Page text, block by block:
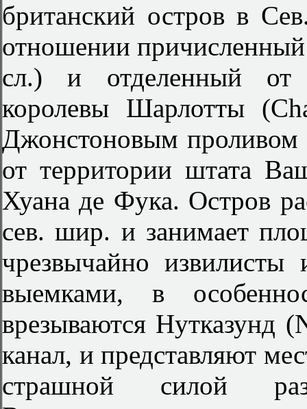
британский остров в
отношении
сл.) и отделенный от
королевы Шарлотты
Джонстоновым проливом
от территории штата
Хуана де Фука. Остров
сев. шир. и занимает
чрезвычайно
выемками, в
врезываются Нутказунд
канал, и представляют
страшной силой